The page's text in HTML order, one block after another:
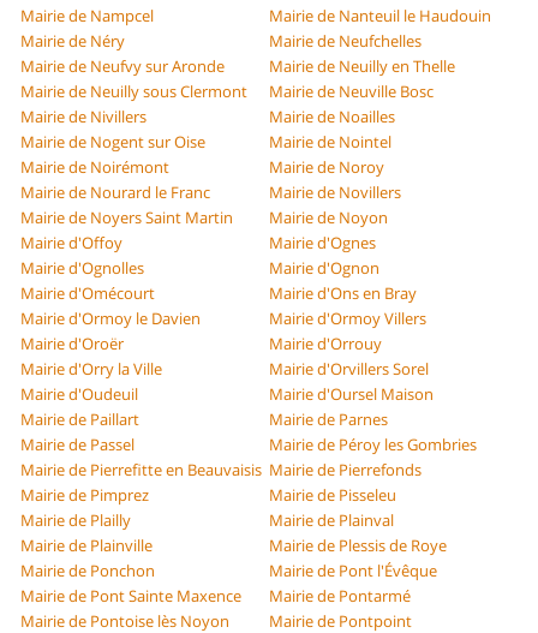
Mairie de Nampcel
Mairie de Nanteuil le Haudouin
Mairie de Néry
Mairie de Neufchelles
Mairie de Neufvy sur Aronde
Mairie de Neuilly en Thelle
Mairie de Neuilly sous Clermont
Mairie de Neuville Bosc
Mairie de Nivillers
Mairie de Noailles
Mairie de Nogent sur Oise
Mairie de Nointel
Mairie de Noirémont
Mairie de Noroy
Mairie de Nourard le Franc
Mairie de Novillers
Mairie de Noyers Saint Martin
Mairie de Noyon
Mairie d'Offoy
Mairie d'Ognes
Mairie d'Ognolles
Mairie d'Ognon
Mairie d'Omécourt
Mairie d'Ons en Bray
Mairie d'Ormoy le Davien
Mairie d'Ormoy Villers
Mairie d'Oroër
Mairie d'Orrouy
Mairie d'Orry la Ville
Mairie d'Orvillers Sorel
Mairie d'Oudeuil
Mairie d'Oursel Maison
Mairie de Paillart
Mairie de Parnes
Mairie de Passel
Mairie de Péroy les Gombries
Mairie de Pierrefitte en Beauvaisis Mairie de Pierrefonds
Mairie de Pimprez
Mairie de Pisseleu
Mairie de Plailly
Mairie de Plainval
Mairie de Plainville
Mairie de Plessis de Roye
Mairie de Ponchon
Mairie de Pont l'Évêque
Mairie de Pont Sainte Maxence
Mairie de Pontarmé
Mairie de Pontoise lès Noyon
Mairie de Pontpoint